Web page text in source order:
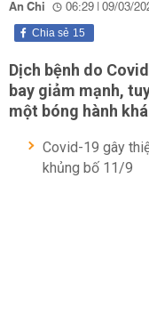
An Chi 06:29 | 09/03/
15
Chia sẻ
Dịch bệnh do
bay giảm mạnh,
một bóng hành
Covid-19 gây
khủng bố 11/9